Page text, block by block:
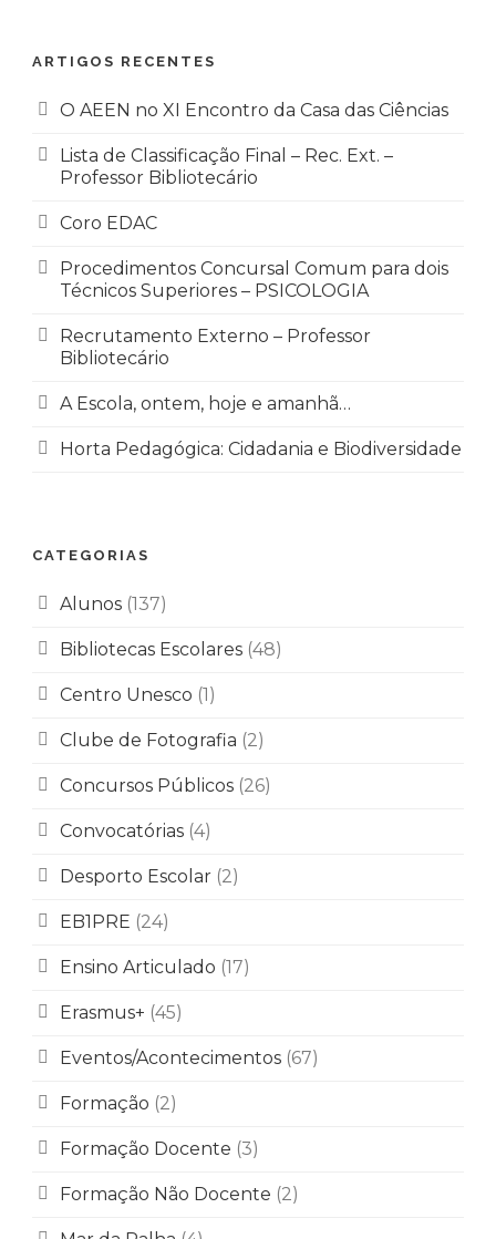
ARTIGOS RECENTES
O AEEN no XI Encontro da Casa das Ciências
Lista de Classificação Final – Rec. Ext. –
Professor Bibliotecário
Coro EDAC
Procedimentos Concursal Comum para dois
Técnicos Superiores – PSICOLOGIA
Recrutamento Externo – Professor
Bibliotecário
A Escola, ontem, hoje e amanhã…
Horta Pedagógica: Cidadania e Biodiversidade
CATEGORIAS
Alunos (137)
Bibliotecas Escolares (48)
Centro Unesco (1)
Clube de Fotografia (2)
Concursos Públicos (26)
Convocatórias (4)
Desporto Escolar (2)
EB1PRE (24)
Ensino Articulado (17)
Erasmus+ (45)
Eventos/Acontecimentos (67)
Formação (2)
Formação Docente (3)
Formação Não Docente (2)